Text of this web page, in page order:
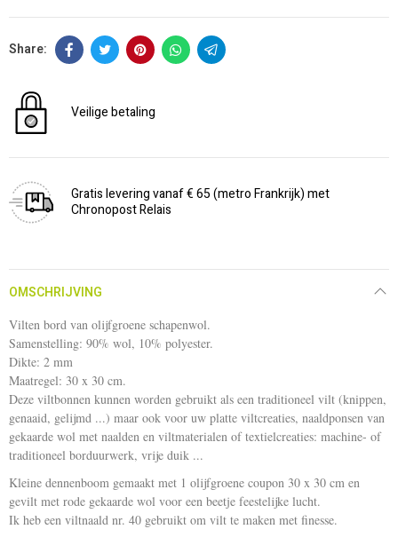
Veilige betaling
Gratis levering vanaf € 65 (metro Frankrijk) met
Chronopost Relais
OMSCHRIJVING
Vilten bord van olijfgroene schapenwol.
Samenstelling: 90% wol, 10% polyester.
Dikte: 2 mm
Maatregel: 30 x 30 cm.
Deze viltbonnen kunnen worden gebruikt als een traditioneel vilt (knippen,
genaaid, gelijmd ...) maar ook voor uw platte viltcreaties, naaldponsen van
gekaarde wol met naalden en viltmaterialen of textielcreaties: machine- of
traditioneel borduurwerk, vrije duik ...
Kleine dennenboom gemaakt met 1 olijfgroene coupon 30 x 30 cm en
gevilt met rode gekaarde wol voor een beetje feestelijke lucht.
Ik heb een viltnaald nr. 40 gebruikt om vilt te maken met finesse.